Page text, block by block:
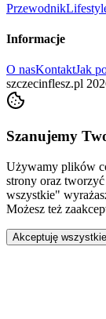
Przewodnik
Informacje
O nasKontaktJak
szczecinflesz.pl
Szanujemy
Używamy plików
strony oraz
wszystkie"
Możesz też
Akceptuję wszystkie